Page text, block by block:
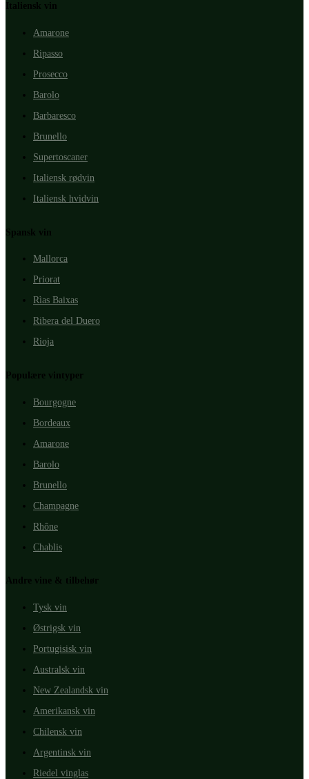
Italiensk vin
Amarone
Ripasso
Prosecco
Barolo
Barbaresco
Brunello
Supertoscaner
Italiensk rødvin
Italiensk hvidvin
Spansk vin
Mallorca
Priorat
Rìas Baixas
Ribera del Duero
Rioja
Populære vintyper
Bourgogne
Bordeaux
Amarone
Barolo
Brunello
Champagne
Rhône
Chablis
Andre vine & tilbehør
Tysk vin
Østrigsk vin
Portugisisk vin
Australsk vin
New Zealandsk vin
Amerikansk vin
Chilensk vin
Argentinsk vin
Riedel vinglas